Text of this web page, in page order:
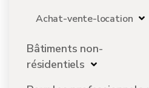
Achat-vente-location
Bâtiments non-
résidentiels